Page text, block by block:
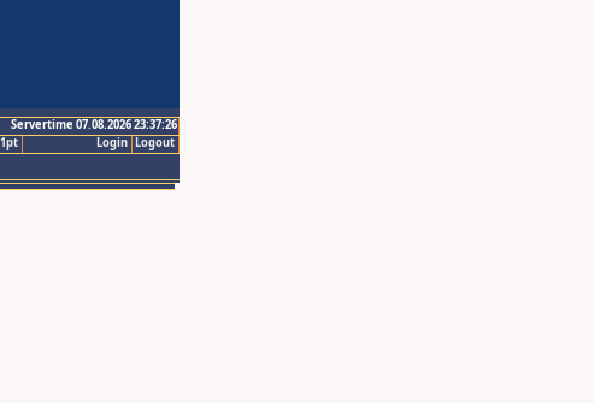
Servertime 07.08.2026 23:37:26
Logout
Login